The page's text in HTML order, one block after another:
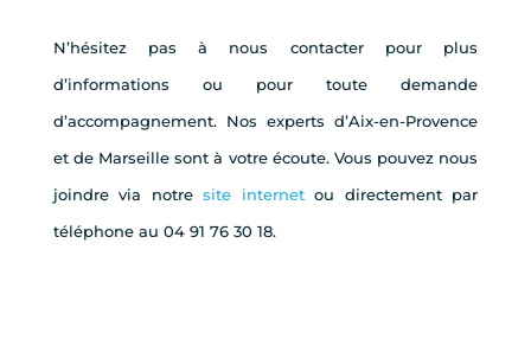
N’hésitez pas à nous contacter pour plus
d’informations ou pour toute demande
d’accompagnement. Nos experts d’Aix-en-Provence
et de Marseille sont à votre écoute. Vous pouvez nous
joindre via notresite internetou directement par
téléphone au 04 91 76 30 18.